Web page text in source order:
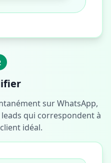
sur WhatsApp,
qui correspondent à
idéal.